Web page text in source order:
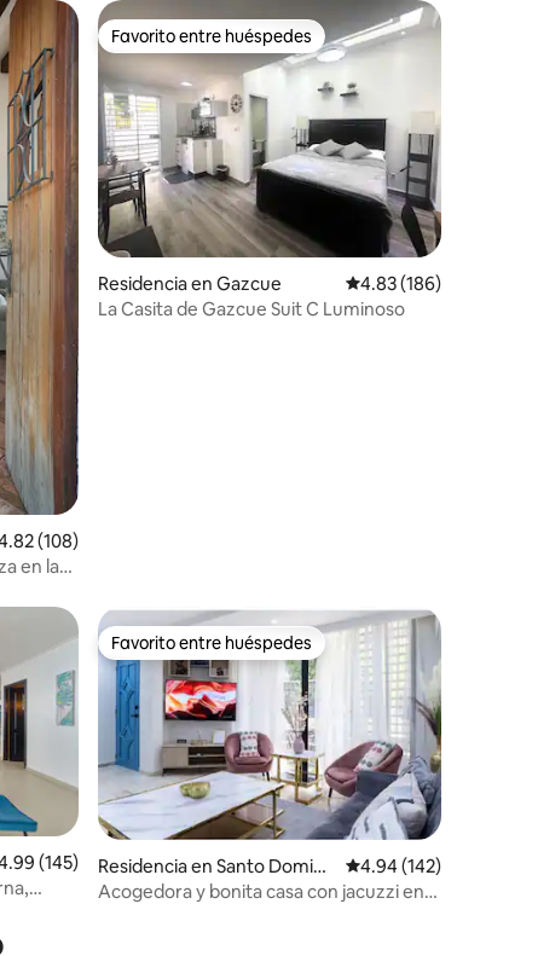
promedio: 4.82 de 5; 108 evaluaciones
(108)
en la
Favorito entre huéspedes
Favorito entre huéspedes
Residencia en Gazcue Calificación promedio:
4.83 (186)
La Casita de Gazcue Suit C Luminoso
promedio: 4.99 de 5; 145 evaluaciones
(145)
Favorito entre huéspedes
Favorito entre huéspedes
Residencia en Santo Doming
o de Guzman
Calificación promedio:
4.94 (142)
Acogedora y bonita casa con jacuzzi en